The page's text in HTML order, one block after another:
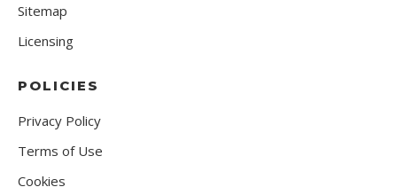
Sitemap
Licensing
POLICIES
Privacy Policy
Terms of Use
Cookies